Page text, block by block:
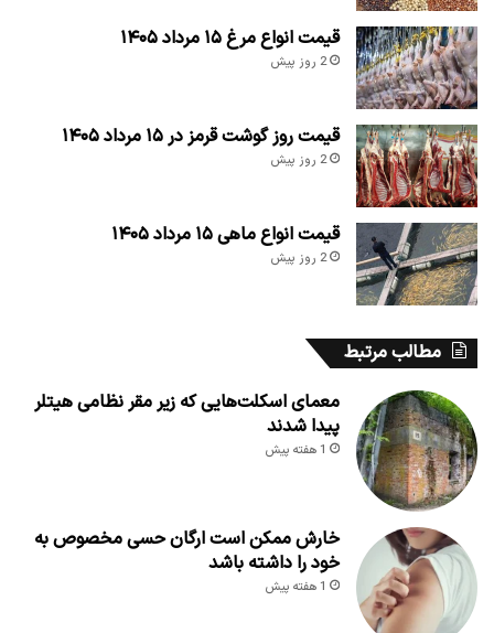
قیمت انواع مرغ ۱۵ مرداد ۱۴۰۵
2 روز پیش
قیمت روز گوشت قرمز در ۱۵ مرداد ۱۴۰۵
2 روز پیش
قیمت انواع ماهی ۱۵ مرداد ۱۴۰۵
2 روز پیش
مطالب مرتبط
معمای اسکلت‌هایی که زیر مقر نظامی هیتلر
پیدا شدند
1 هفته پیش
خارش ممکن است ارگان حسی مخصوص به
خود را داشته باشد
1 هفته پیش